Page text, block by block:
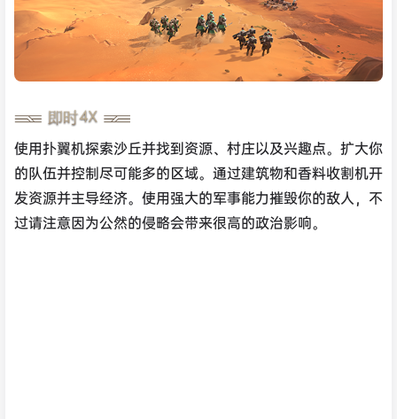
使用扑翼机探索沙丘并找到资源、村庄以及兴趣点。扩大你
的队伍并控制尽可能多的区域。通过建筑物和香料收割机开
发资源并主导经济。使用强大的军事能力摧毁你的敌人，不
过请注意因为公然的侵略会带来很高的政治影响。